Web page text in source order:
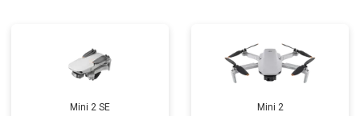
Mini 2 SE Mini 2